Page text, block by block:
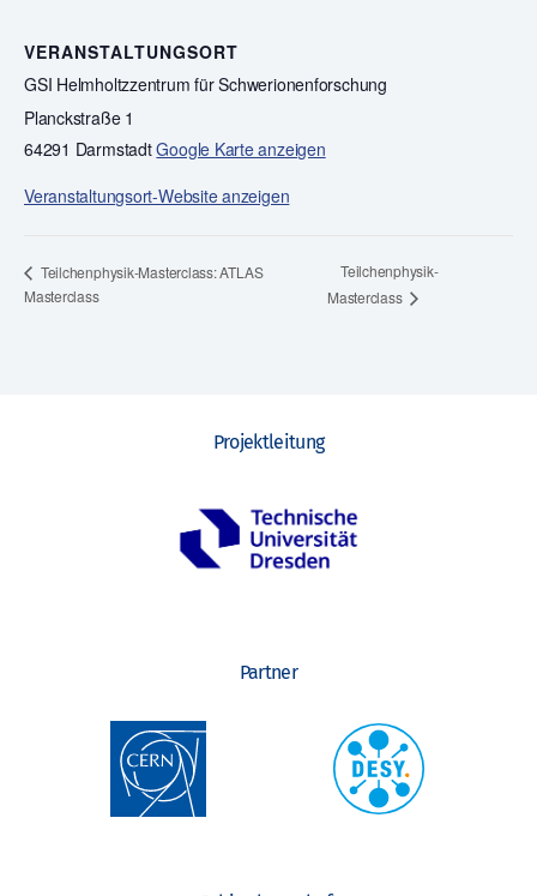
VERANSTALTUNGSORT
GSI Helmholtzzentrum für Schwerionenforschung
Planckstraße 1
64291 DarmstadtGoogle Karte anzeigen
Veranstaltungsort-Website anzeigen
Teilchenphysik-Masterclass: ATLAS
Masterclass
Teilchenphysik-
Masterclass
Projektleitung
Partner